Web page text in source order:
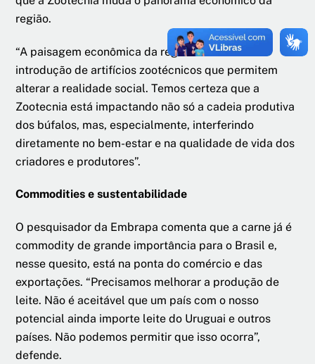
região.
“A paisagem econômica da região muda com a
introdução de artifícios zootécnicos que permitem
alterar a realidade social. Temos certeza que a
Zootecnia está impactando não só a cadeia produtiva
dos búfalos, mas, especialmente, interferindo
diretamente no bem-estar e na qualidade de vida dos
criadores e produtores”.
Commodities e sustentabilidade
O pesquisador da Embrapa comenta que a carne já é
commodity de grande importância para o Brasil e,
nesse quesito, está na ponta do comércio e das
exportações. “Precisamos melhorar a produção de
leite. Não é aceitável que um país com o nosso
potencial ainda importe leite do Uruguai e outros
países. Não podemos permitir que isso ocorra”,
defende.